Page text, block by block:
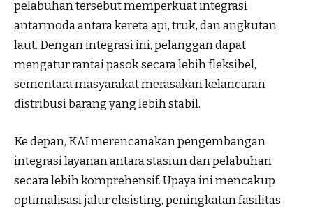
pelabuhan tersebut memperkuat integrasi
antarmoda antara kereta api, truk, dan angkutan
laut. Dengan integrasi ini, pelanggan dapat
mengatur rantai pasok secara lebih fleksibel,
sementara masyarakat merasakan kelancaran
distribusi barang yang lebih stabil.
Ke depan, KAI merencanakan pengembangan
integrasi layanan antara stasiun dan pelabuhan
secara lebih komprehensif. Upaya ini mencakup
optimalisasi jalur eksisting, peningkatan fasilitas